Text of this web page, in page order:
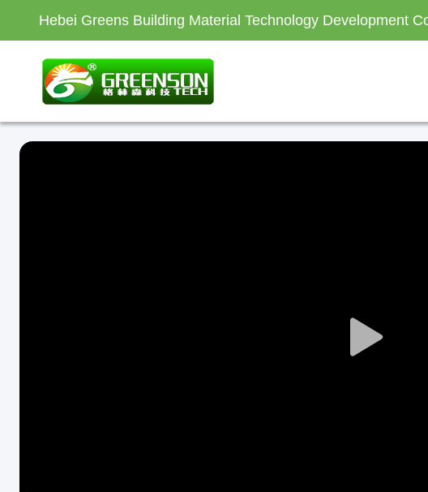
Hebei Greens Building Material Technology Development
Play